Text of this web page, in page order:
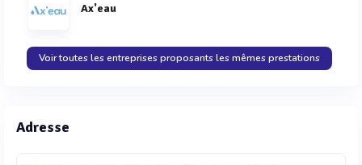
Ax'eau
Voir toutes les entreprises proposants les mêmes prestations
Adresse